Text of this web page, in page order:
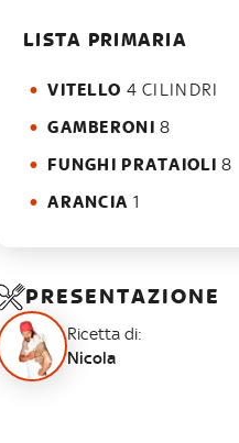
LISTA PRIMARIA
VITELLO 4 CILINDRI
GAMBERONI 8
FUNGHI PRATAIOLI 8
ARANCIA 1
PRESENTAZIONE
Ricetta di:
Nicola